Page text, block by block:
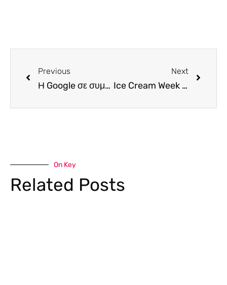
Previous
Η Google σε συμβουλεύει, πότε να κλείσεις τα αεροπορικά σου εισιτήρια
Next
Ice Cream Week στο Colors Café. Το πιο “γλυκό” event του καλοκαιριού
On Key
Related Posts